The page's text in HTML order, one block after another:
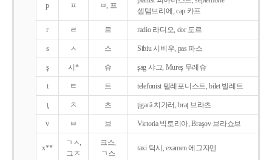
p ㅍ ㅂ, 프
셉템브리에, cap 카프
r ㄹ 르 radio 라디오, dor 도르
s ㅅ 스 Sibiu 시비우, pas 파스
ş 시* 슈 şag 샤그, Mureş 무레슈
t ㅌ 트 telefonist 텔레포니스트, bilet 빌레트
ţ ㅊ 츠 ţigarǎ 치가러, braţ 브라츠
v ㅂ 브 Victoria 빅토리아, Braşov 브라쇼브
x**
ㄱㅅ,
그ㅈ
크스,
ㄱ스
taxi 탁시, examen 에그자멘